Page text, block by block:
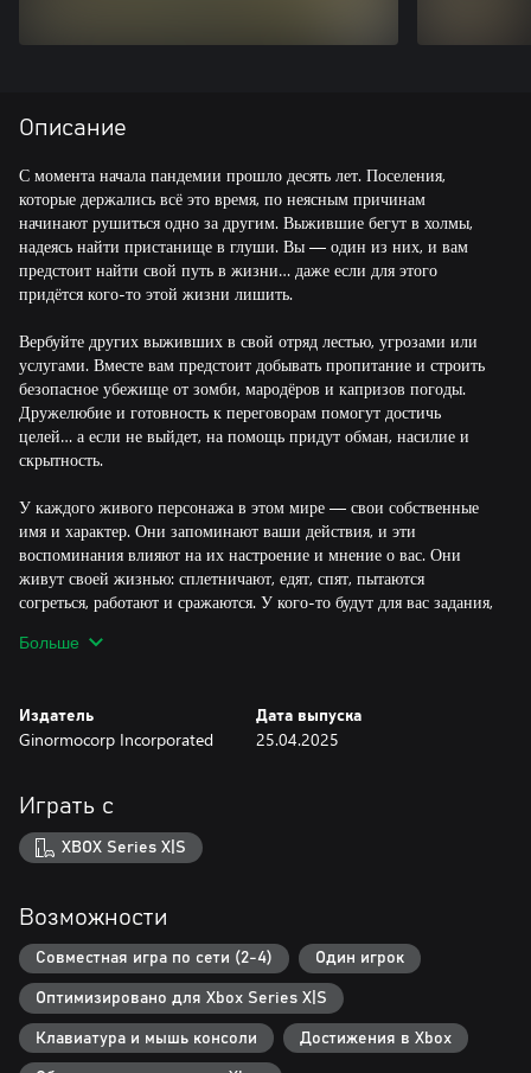
Описание
С момента начала пандемии прошло десять лет. Поселения,
которые держались всё это время, по неясным причинам
начинают рушиться одно за другим. Выжившие бегут в холмы,
надеясь найти пристанище в глуши. Вы — один из них, и вам
предстоит найти свой путь в жизни… даже если для этого
придётся кого-то этой жизни лишить.
Вербуйте других выживших в свой отряд лестью, угрозами или
услугами. Вместе вам предстоит добывать пропитание и строить
безопасное убежище от зомби, мародёров и капризов погоды.
Дружелюбие и готовность к переговорам помогут достичь
целей… а если не выйдет, на помощь придут обман, насилие и
скрытность.
У каждого живого персонажа в этом мире — свои собственные
имя и характер. Они запоминают ваши действия, и эти
воспоминания влияют на их настроение и мнение о вас. Они
живут своей жизнью: сплетничают, едят, спят, пытаются
согреться, работают и сражаются. У кого-то будут для вас задания,
и могут стать вашими верными соратниками… но однажды
невидимый штамм возьмет верх, и они обернутся против вас.
Больше
Издатель
Ginormocorp Incorporated
Дата выпуска
25.04.2025
Играть с
XBOX Series X|S
Возможности
Совместная игра по сети (2-4) Один игрок
Оптимизировано для Xbox Series X|S
Клавиатура и мышь консоли Достижения в Xbox